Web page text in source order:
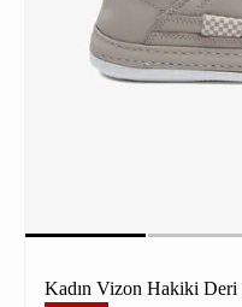
Kadın Vizon Hakiki Deri